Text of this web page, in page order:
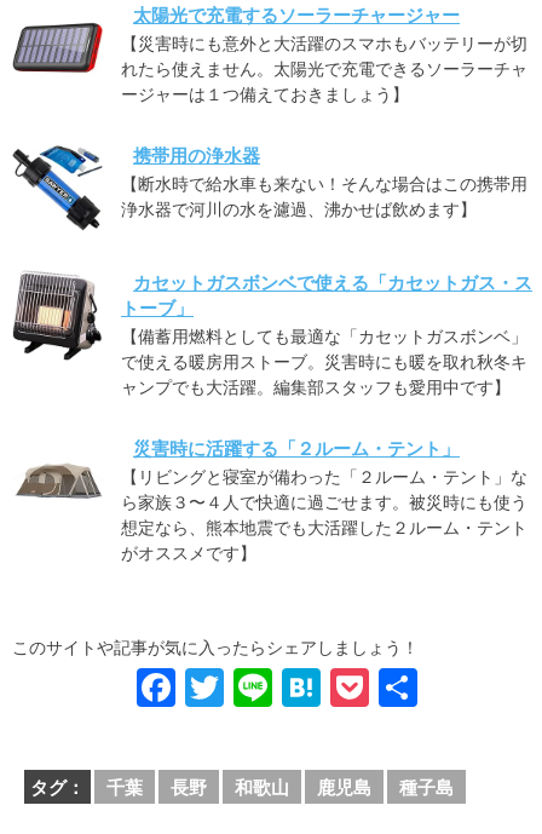
太陽光で充電するソーラーチャージャー
【災害時にも意外と大活躍のスマホもバッテリーが切
れたら使えません。太陽光で充電できるソーラーチャ
ージャーは１つ備えておきましょう】
携帯用の浄水器
【断水時で給水車も来ない！そんな場合はこの携帯用
浄水器で河川の水を濾過、沸かせば飲めます】
カセットガスボンベで使える「カセットガス・ス
トーブ」
【備蓄用燃料としても最適な「カセットガスボンベ」
で使える暖房用ストーブ。災害時にも暖を取れ秋冬キ
ャンプでも大活躍。編集部スタッフも愛用中です】
災害時に活躍する「２ルーム・テント」
【リビングと寝室が備わった「２ルーム・テント」な
ら家族３〜４人で快適に過ごせます。被災時にも使う
想定なら、熊本地震でも大活躍した２ルーム・テント
がオススメです】
このサイトや記事が気に入ったらシェアしましょう！
F
a
c
e
T
wi
tt
er
Li
n
e
H
at
e
n
P
o
ck
et
タグ： 千葉 長野 和歌山 鹿児島 種子島